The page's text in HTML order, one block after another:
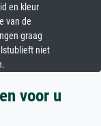
en kleur
van de
graag
niet
voor u